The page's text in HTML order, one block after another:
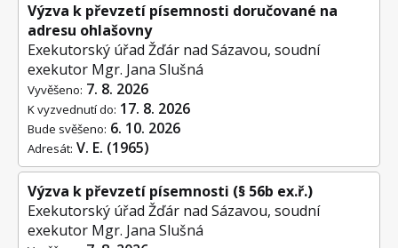
Výzva k převzetí písemnosti doručované na
adresu ohlašovny
Exekutorský úřad Žďár nad Sázavou, soudní
exekutor Mgr. Jana Slušná
Vyvěšeno: 7. 8. 2026
Adresát: V. E. (1965)
K vyzvednutí do: 17. 8. 2026
Bude svěšeno: 6. 10. 2026
Výzva k převzetí písemnosti (§ 56b ex.ř.)
Exekutorský úřad Žďár nad Sázavou, soudní
exekutor Mgr. Jana Slušná